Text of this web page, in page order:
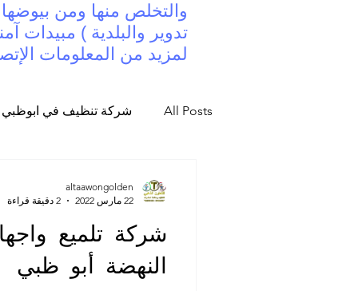
والتخلص منها ومن
تدوير والبلدية ) مبيدات
لمزيد من المعلومات
All Posts شركة تنظيف في ابوظبي
شركة تلميع الارضيات وجلي رخام
شركة تلميع
النهضة أبو ظبي
altaawongolden
22 مارس 2022
2 دقيقة قراءة